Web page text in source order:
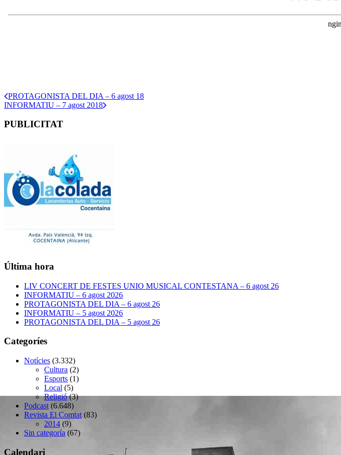
PROTAGONISTA DEL DIA – 6 agost 18
INFORMATIU – 7 agost 2018
PUBLICITAT
Última hora
LIV CONCERT DE FESTES UNIO MUSICAL CONTESTANA – 6 agost 26
INFORMATIU – 6 agost 2026
PROTAGONISTA DEL DIA – 6 agost 26
INFORMATIU – 5 agost 2026
PROTAGONISTA DEL DIA – 5 agost 26
Categoríes
Notícies (3.332)
Cultura (2)
Esports (1)
Local (5)
Religió(3)
Podcast (6.648)
Revista El Comtat (83)
2014 (9)
Sin categoría (67)
Calendari